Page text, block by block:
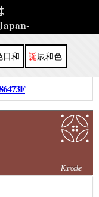
日和 誕辰和色
Kuroake